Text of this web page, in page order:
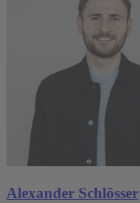
Alexander Schlösser